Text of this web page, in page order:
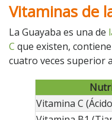
Vitaminas de
La Guayaba es una de
C que existen,
cuatro veces superior
Vitamina C